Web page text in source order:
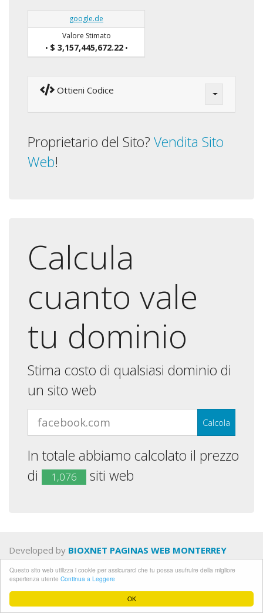
OK
Questo sito web utilizza i cookie per assicurarci che tu possa usufruire della migliore
esperienza utente Continua a Leggere
google.de
Valore Stimato
• $ 3,157,445,672.22•
Ottieni Codice
Proprietario del Sito? Vendita Sito
Web!
Calcula
cuanto vale
tu dominio
Stima costo di qualsiasi dominio di
un sito web
In totale abbiamo calcolato il prezzo
di
1,076 siti web
Developed by BIOXNET PAGINAS WEB MONTERREY
Politica sulla riservatezza
Termini e Condizioni